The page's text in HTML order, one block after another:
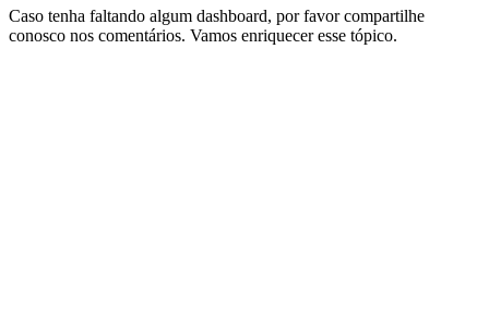
Caso tenha faltando algum dashboard, por favor compartilhe
conosco nos comentários. Vamos enriquecer esse tópico.